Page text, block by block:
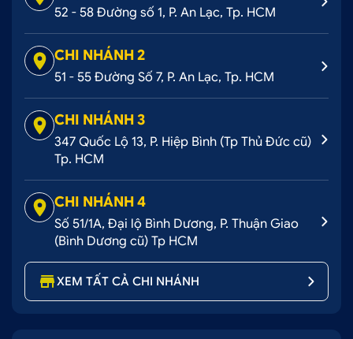
52 - 58 Đường số 1, P. An Lạc, Tp. HCM
CHI NHÁNH 2
51 - 55 Đường Số 7, P. An Lạc, Tp. HCM
CHI NHÁNH 3
347 Quốc Lộ 13, P. Hiệp Bình (Tp Thủ Đức cũ)
Tp. HCM
CHI NHÁNH 4
Số 51/1A, Đại lộ Bình Dương, P. Thuận Giao
(Bình Dương cũ) Tp HCM
XEM TẤT CẢ CHI NHÁNH